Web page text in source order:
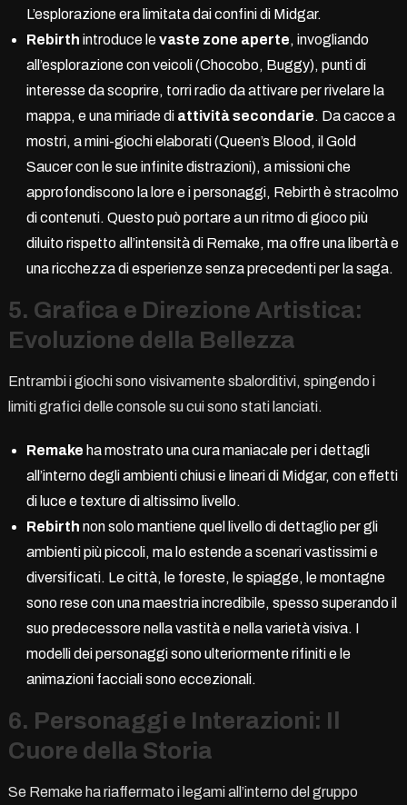
L’esplorazione era limitata dai confini di Midgar.
Rebirth introduce levaste zone aperte, invogliando
all’esplorazione con veicoli (Chocobo, Buggy), punti di
interesse da scoprire, torri radio da attivare per rivelare la
mappa, e una miriade di attività secondarie. Da cacce a
mostri, a mini-giochi elaborati (Queen’s Blood, il Gold
Saucer con le sue infinite distrazioni), a missioni che
approfondiscono la lore e i personaggi, Rebirth è stracolmo
di contenuti. Questo può portare a un ritmo di gioco più
diluito rispetto all’intensità di Remake, ma offre una libertà e
una ricchezza di esperienze senza precedenti per la saga.
5. Grafica e Direzione Artistica:
Evoluzione della Bellezza
Entrambi i giochi sono visivamente sbalorditivi, spingendo i
limiti grafici delle console su cui sono stati lanciati.
Remake ha mostrato una cura maniacale per i dettagli
all’interno degli ambienti chiusi e lineari di Midgar, con effetti
di luce e texture di altissimo livello.
Rebirth non solo mantiene quel livello di dettaglio per gli
ambienti più piccoli, ma lo estende a scenari vastissimi e
diversificati. Le città, le foreste, le spiagge, le montagne
sono rese con una maestria incredibile, spesso superando il
suo predecessore nella vastità e nella varietà visiva. I
modelli dei personaggi sono ulteriormente rifiniti e le
animazioni facciali sono eccezionali.
6. Personaggi e Interazioni: Il
Cuore della Storia
Se Remake ha riaffermato i legami all’interno del gruppo